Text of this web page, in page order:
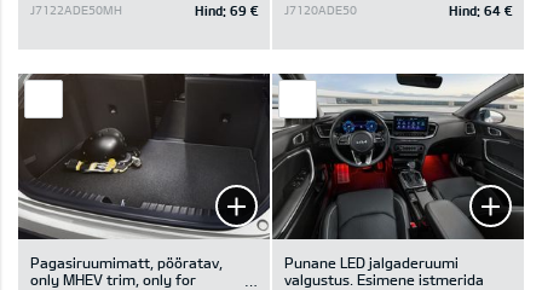
J7122ADE50MH Hind: 69 € J7120ADE50 Hind: 64 €
Pagasiruumimatt, pööratav,
only MHEV trim, only for
Punane LED jalgaderuumi
valgustus. Esimene istmerida